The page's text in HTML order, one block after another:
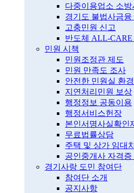
다중이용업소 소방
경기도 불법사금융
고충민원 신고
반도체 ALL-CARE
민원 시책
민원조정관 제도
민원 만족도 조사
안전한 민원실 환
지연처리민원 보상
행정정보 공동이용
행정서비스헌장
본인서명사실확인
무료법률상담
주택 및 상가 임대
공인중개사 자격증
경기사랑 도민 참여단
참여단 소개
공지사항